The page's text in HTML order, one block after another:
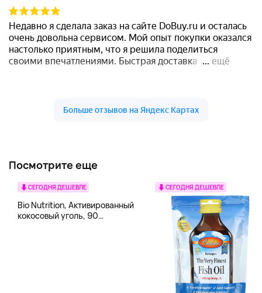
Посмотрите еще
СЕГОДНЯ ДЕШЕВЛЕ
Bio Nutrition, Активированный
кокосовый уголь, 90
СЕГОДНЯ ДЕШЕВЛЕ